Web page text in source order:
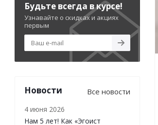
Будьте всегда в курсе!
Узнавайте о скидках и акциях
первым
Новости Все новости
4 июня 2026
Нам 5 лет! Как «Эгоист